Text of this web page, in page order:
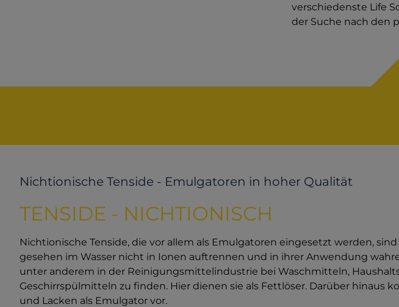
verschiedenste Life
der Suche nach den
Nichtionische Tenside - Emulgatoren in hoher Qualität
TENSIDE - NICHTIONISCH
Nichtionische Tenside, die vor allem als Emulgatoren eingesetzt werden,
gesehen im Wasser nicht in Ionen auftrennen und in ihrer Anwendung
unter anderem in der Reinigungsmittelindustrie bei Waschmitteln,
Geschirrspülmitteln zu finden. Hier dienen sie als Fettlöser. Darüber hinaus
und Lacken als Emulgator vor.